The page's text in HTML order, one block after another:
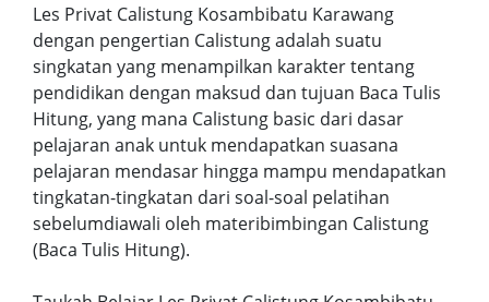
Les Privat Calistung Kosambibatu Karawang
dengan pengertian Calistung adalah suatu
singkatan yang menampilkan karakter tentang
pendidikan dengan maksud dan tujuan Baca Tulis
Hitung, yang mana Calistung basic dari dasar
pelajaran anak untuk mendapatkan suasana
pelajaran mendasar hingga mampu mendapatkan
tingkatan-tingkatan dari soal-soal pelatihan
sebelumdiawali oleh materibimbingan Calistung
(Baca Tulis Hitung).